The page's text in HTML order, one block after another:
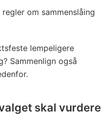
regler om sammenslåing
lempeligere
Sammenlign også
skal vurdere